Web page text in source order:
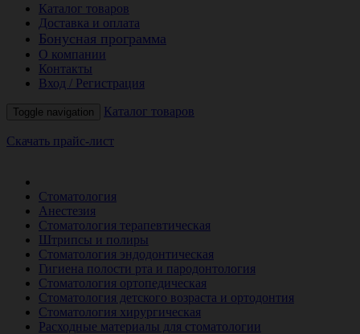
Каталог товаров
Доставка и оплата
Бонусная программа
О компании
Контакты
Вход / Регистрация
Toggle navigation Каталог товаров
Скачать прайс-лист
Стоматология
Анестезия
Стоматология терапевтическая
Штрипсы и полиры
Стоматология эндодонтическая
Гигиена полости рта и пародонтология
Стоматология ортопедическая
Стоматология детского возраста и ортодонтия
Стоматология хирургическая
Расходные материалы для стоматологии